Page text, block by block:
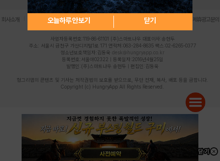
오늘하루 안보기 닫기
회사소개 | 개인정보 처리방침 불법촬영물 신고센터 제휴광고문의
사업자등록번호:119-86-61101 (주)스마트나우 대표이사:송현두
주소: 서울시 금천구 가산디지털1로 171 연락처:063-284-8635 팩스:02-6265-0377
청소년보호책임자:김동욱 desk@hungryapp.co.kr
등록번호:서울아02322 | 등록일자:2016년4월25일
발행인:(주)스마트나우 송현두 | 편집인:김동욱
헝그리앱의 콘텐츠 및 기사는 저작권법의 보호를 받으므로, 무단 전재, 복사, 배포 등을 금합니다.
Copyright (c) HungryApp All Rights Reserved.